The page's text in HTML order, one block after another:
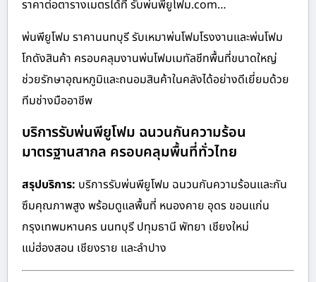
ราคาต่อตารางเมตรได้ที่ รับพ่นพียูโฟม.com…
พ่นพียูโฟม ราคานนทบุรี รับเหมาพ่นโฟมโรงงานและพ่นโฟม
โกดังสินค้า ครอบคลุมงานพ่นโฟมเมทัลชีทพื้นที่ขนาดใหญ่
ช่วยรักษาอุณหภูมิและถนอมสินค้าในคลังได้อย่างดีเยี่ยมด้วย
ทีมช่างมืออาชีพ
บริการรับพ่นพียูโฟม ฉนวนกันความร้อน
มาตรฐานสากล ครอบคลุมพื้นที่ทั่วไทย
สรุปบริการ: บริการรับพ่นพียูโฟม ฉนวนกันความร้อนและกัน
ซึมคุณภาพสูง พร้อมดูแลพื้นที่ หนองคาย อุดร ขอนแก่น
กรุงเทพมหานคร นนทบุรี ปทุมธานี พัทยา เชียงใหม่
แม่ฮ่องสอน เชียงราย และลำปาง